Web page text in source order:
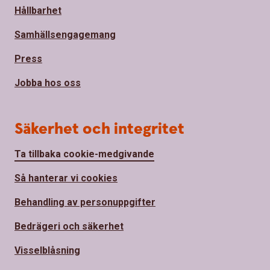
Hållbarhet
Samhällsengagemang
Press
Jobba hos oss
Säkerhet och integritet
Ta tillbaka cookie-medgivande
Så hanterar vi cookies
Behandling av personuppgifter
Bedrägeri och säkerhet
Visselblåsning